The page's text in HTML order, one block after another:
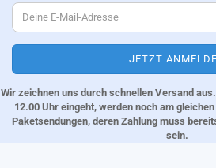
Wir zeichnen uns durch schnellen Versand
12.00 Uhr eingeht, werden noch am
Paketsendungen, deren Zahlung muss
sein.